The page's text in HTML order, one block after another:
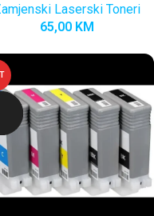
Laserski Toneri
65,00 KM